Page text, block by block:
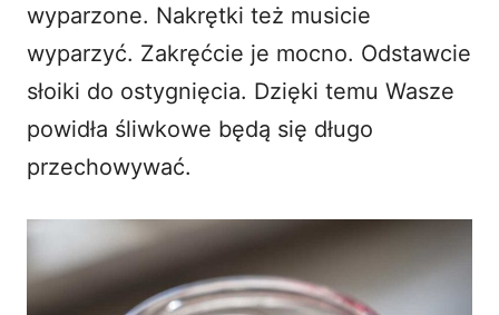
wyparzone. Nakrętki też musicie
wyparzyć. Zakręćcie je mocno. Odstawcie
słoiki do ostygnięcia. Dzięki temu Wasze
powidła śliwkowe będą się długo
przechowywać.